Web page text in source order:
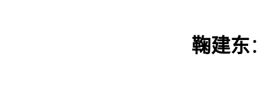
鞠建东